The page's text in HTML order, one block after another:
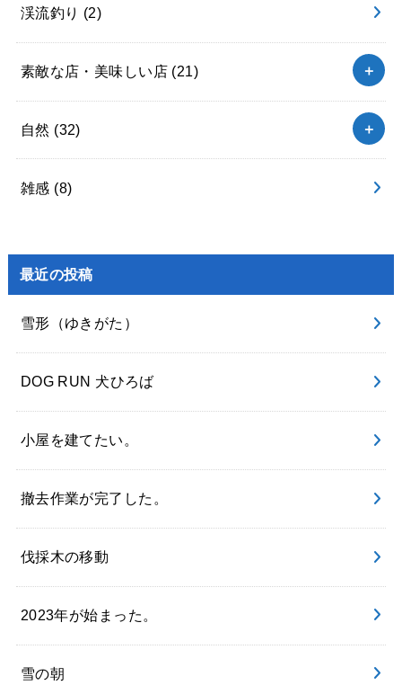
渓流釣り (2)
素敵な店・美味しい店 (21)
自然 (32)
雑感 (8)
最近の投稿
雪形（ゆきがた）
DOG RUN 犬ひろば
小屋を建てたい。
撤去作業が完了した。
伐採木の移動
2023年が始まった。
雪の朝